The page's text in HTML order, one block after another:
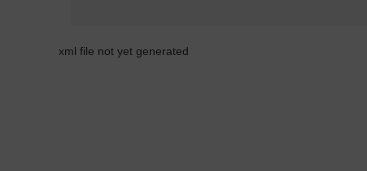
xml file not yet generated